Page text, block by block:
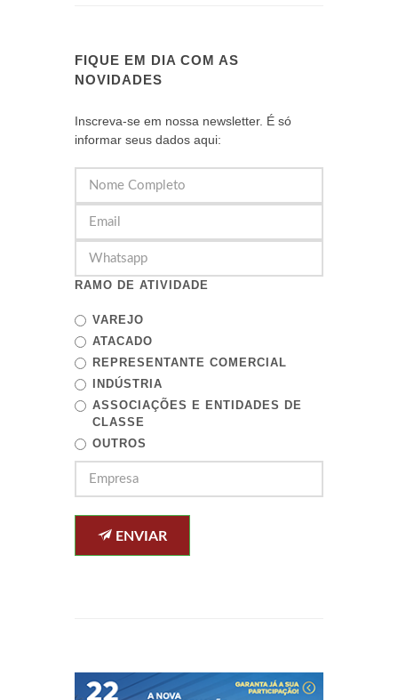
FIQUE EM DIA COM AS
NOVIDADES
Inscreva-se em nossa newsletter. É só
informar seus dados aqui:
RAMO DE ATIVIDADE
VAREJO
ATACADO
REPRESENTANTE COMERCIAL
INDÚSTRIA
ASSOCIAÇÕES E ENTIDADES DE
CLASSE
OUTROS
ENVIAR